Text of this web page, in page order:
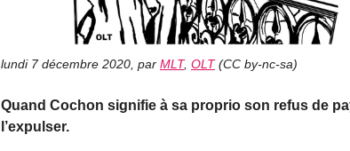
lundi 7 décembre 2020 par MLT, OLT (CC by-nc-sa)
Quand Cochon signifie à sa proprio son refus de
l’expulser.